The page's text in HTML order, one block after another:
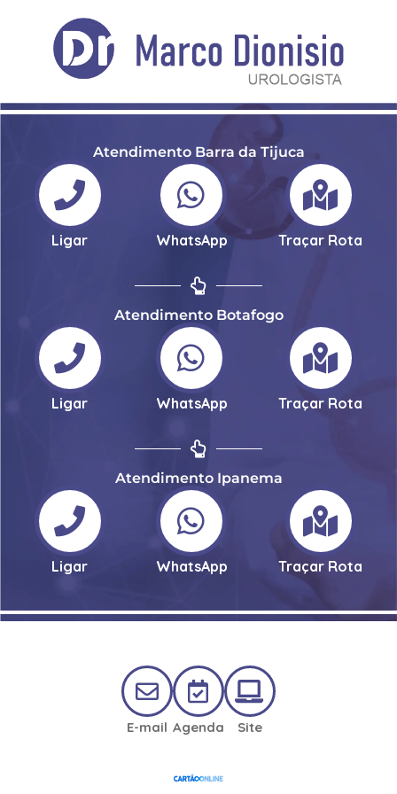
Atendimento Barra da Tijuca
Ligar WhatsApp Traçar Rota
Atendimento Botafogo
Ligar WhatsApp Traçar Rota
Atendimento Ipanema
Ligar WhatsApp Traçar Rota
E-mail Agenda Site